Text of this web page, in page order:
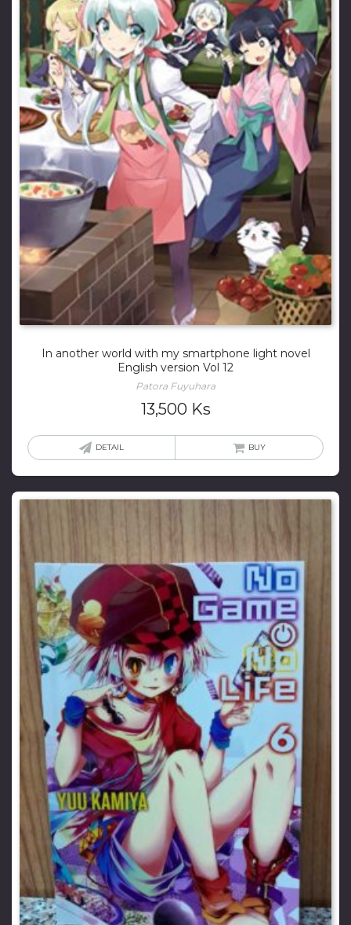
In another world with my smartphone light novel
English version Vol 12
Patora Fuyuhara
13,500 Ks
DETAIL BUY